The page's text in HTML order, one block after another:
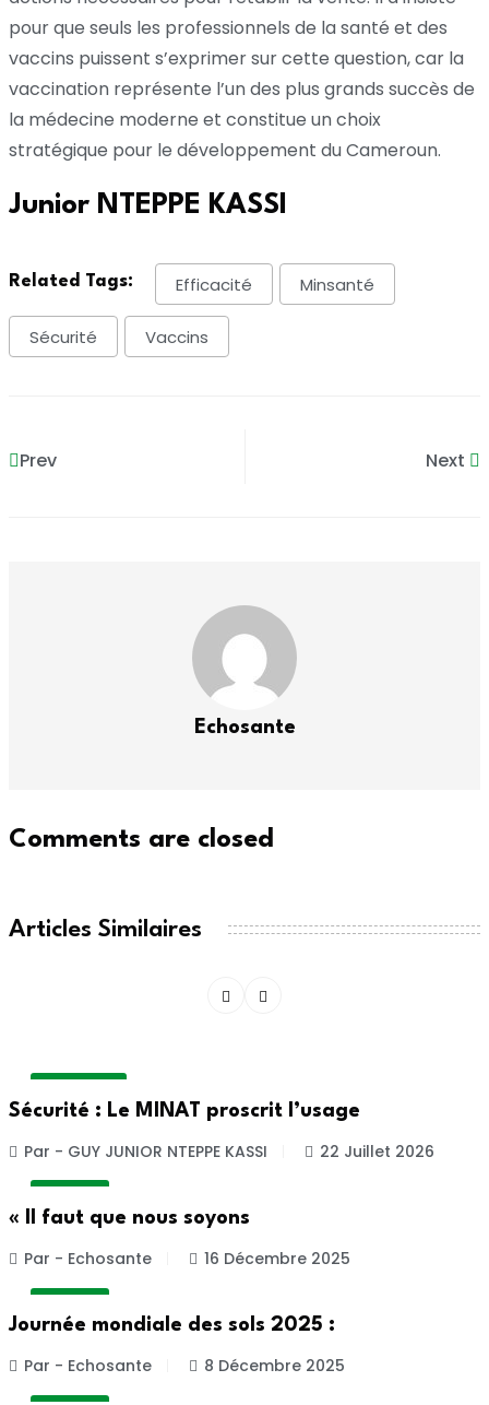
pour que seuls les professionnels de la santé et des
vaccins puissent s’exprimer sur cette question, car la
vaccination représente l’un des plus grands succès de
la médecine moderne et constitue un choix
stratégique pour le développement du Cameroun.
Junior NTEPPE KASSI
Related Tags: Efficacité Minsanté
Sécurité Vaccins
Prev Next
Echosante
Comments are closed
Articles Similaires
Sécurité : Le MINAT proscrit l’usage
Par - GUY JUNIOR NTEPPE KASSI 22 Juillet 2026
« Il faut que nous soyons
Par - Echosante 16 Décembre 2025
Journée mondiale des sols 2025 :
Par - Echosante 8 Décembre 2025